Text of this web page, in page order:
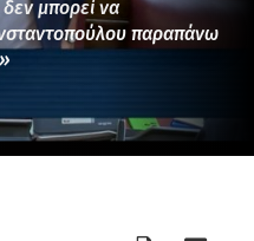
μπορεί να
παραπάνω